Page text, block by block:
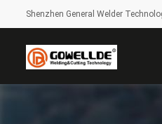
Shenzhen General Welder